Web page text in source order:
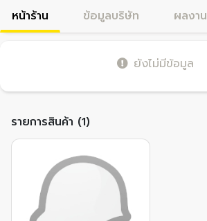
หน้าร้าน ข้อมูลบริษัท ผลงาน
ยังไม่มีข้อมูล
รายการสินค้า (1)